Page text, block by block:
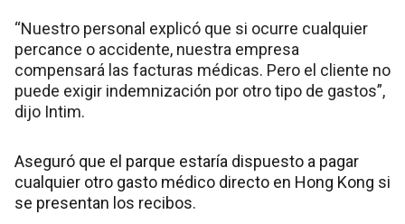
“Nuestro personal explicó que si ocurre cualquier
percance o accidente, nuestra empresa
compensará las facturas médicas. Pero el cliente no
puede exigir indemnización por otro tipo de gastos”,
dijo Intim.
Aseguró que el parque estaría dispuesto a pagar
cualquier otro gasto médico directo en Hong Kong si
se presentan los recibos.